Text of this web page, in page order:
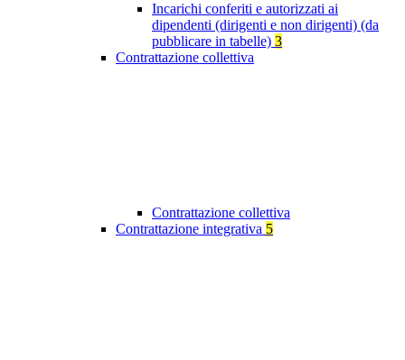
Incarichi conferiti e autorizzati ai
dipendenti (dirigenti e non dirigenti) (da
pubblicare in tabelle) 3
Contrattazione collettiva
Contrattazione collettiva
Contrattazione integrativa 5